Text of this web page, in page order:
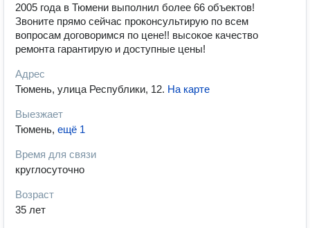
2005 года в Тюмени выполнил более 66 объектов!
Звоните прямо сейчас проконсультирую по всем
вопросам договоримся по цене!! высокое качество
ремонта гарантирую и доступные цены!
Адрес
Тюмень, улица Республики, 12. На карте
Выезжает
Тюмень, ещё 1
Время для связи
круглосуточно
Возраст
35 лет